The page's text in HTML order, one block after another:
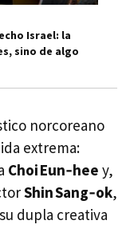
Israel: la
sino de algo
norcoreano
extrema:
Choi Eun‑hee y,
Shin Sang‑ok,
dupla creativa